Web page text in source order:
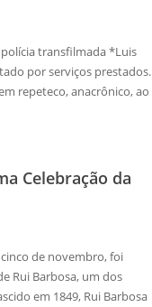
transfilmada *Luis
por serviços prestados.
repeteco, anacrônico, ao
Celebração da
de novembro, foi
Rui Barbosa, um dos
em 1849, Rui Barbosa